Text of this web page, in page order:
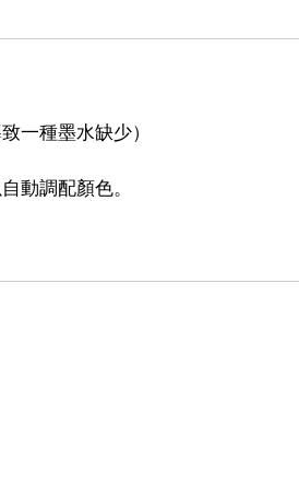
一種墨水缺少）
動調配顏色。